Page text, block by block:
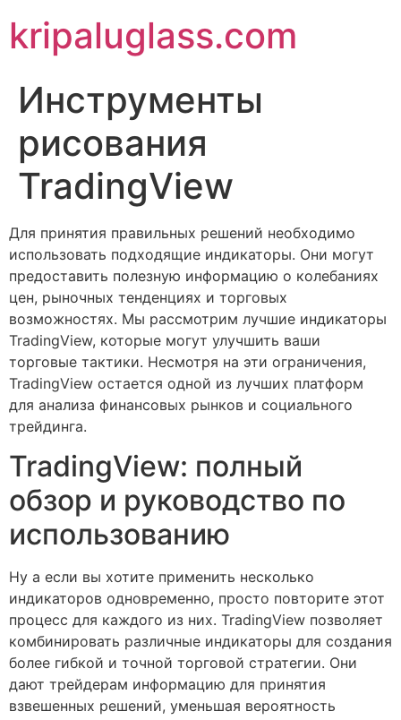
kripaluglass.com
Инструменты
рисования
TradingView
Для принятия правильных решений необходимо
использовать подходящие индикаторы. Они могут
предоставить полезную информацию о колебаниях
цен, рыночных тенденциях и торговых
возможностях. Мы рассмотрим лучшие индикаторы
TradingView, которые могут улучшить ваши
торговые тактики. Несмотря на эти ограничения,
TradingView остается одной из лучших платформ
для анализа финансовых рынков и социального
трейдинга.
TradingView: полный
обзор и руководство по
использованию
Ну а если вы хотите применить несколько
индикаторов одновременно, просто повторите этот
процесс для каждого из них. TradingView позволяет
комбинировать различные индикаторы для создания
более гибкой и точной торговой стратегии. Они
дают трейдерам информацию для принятия
взвешенных решений, уменьшая вероятность